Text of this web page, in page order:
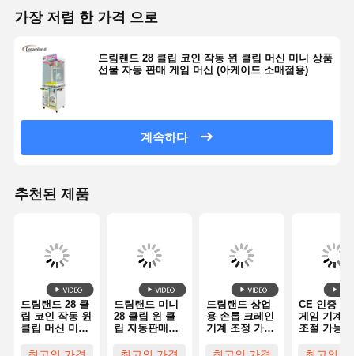
공장 투어 품질 관리 연락처 뉴스
어린이 게임 기계
슈터 아케이드 머신
티켓 상환 게임기
갈고리 발톱 게임기
가장 저렴 한 가격 으로
드림랜드 28 클립 코인 작동 윈 클립 머신 미니 상품
선물 자동 판매 게임 머신 (아케이드 소매점용)
계속하다
추천된 제품
드림랜드 28 클
립 코인 작동 윈
클립 머신 미니
판매 게임 머신
드림랜드 미니
28 클립 윈 클
립 자동판매기
품 선물 게임기
드림랜드 상업
용 손톱 크레인
기계 조정 가능
톱 게임 기계
CE 인증 손
게임 기계
조절 가능
명으로 상